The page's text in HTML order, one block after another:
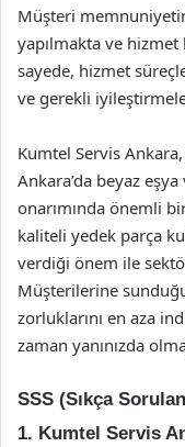
Müşteri
yapılmakta ve
sayede, hizmet
ve gerekli
Kumtel Servis
Ankara’da beyaz
onarımında önemli
kaliteli yedek parça
verdiği önem ile
Müşterilerine
zorluklarını en aza
zaman yanınızda
SSS (Sıkça
1. Kumtel Servis